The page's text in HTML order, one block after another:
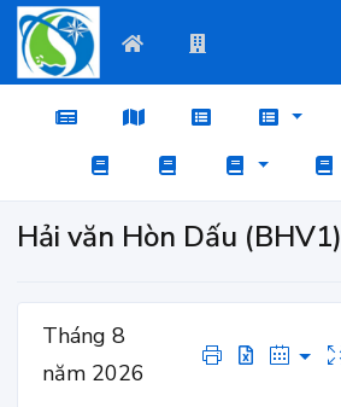
Hải văn Hòn Dấu (BHV1)
Tháng 8
năm 2026